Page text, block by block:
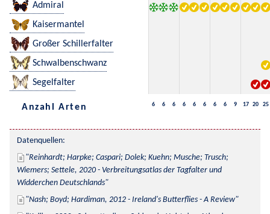
Admiral
Kaisermantel
Großer Schillerfalter
Schwalbenschwanz
Segelfalter
Anzahl Arten 6 6 6 6 6 6 6 6 9 17 20 25
Datenquellen:
Reinhardt; Harpke; Caspari; Dolek; Kuehn; Musche; Trusch;
Wiemers; Settele, 2020 - Verbreitungsatlas der Tagfalter und
Widderchen Deutschlands
Nash; Boyd; Hardiman, 2012 - Ireland's Butterflies - A Review